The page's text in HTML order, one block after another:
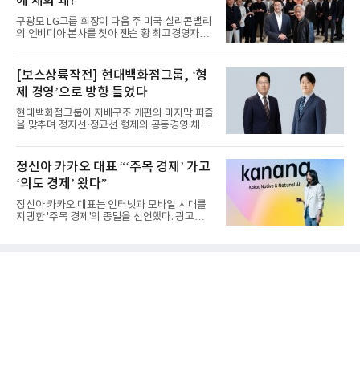
구광모 LG그룹 회장이 다음 주 미국 실리콘밸리
의 엔비디아 본사를 찾아 젠슨 황 최고경영자
[보스상륙작전] 현대백화점그룹, ‘형
제 경영’으로 방향 틀었다
현대백화점그룹이 지배구조 개편의 마지막 퍼즐
을 맞추며 정지선·정교선 형제의 공동경영 체제
정신아 카카오 대표 “‘주목 경제’ 가고
‘의도 경제’ 왔다”
정신아 카카오 대표는 인터넷과 모바일 시대를
지탱한 '주목 경제'의 종말을 선언했다. 광고를